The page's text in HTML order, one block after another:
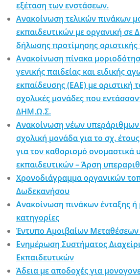
εξέταση των ενστάσεων.
Ανακοίνωση τελικών πινάκων
εκπαιδευτικών με οργανική
δήλωσης προτίμησης
Ανακοίνωση πίνακα
γενικής παιδείας και ειδικής
εκπαίδευσης (ΕΑΕ) με οριστική
σχολικές μονάδες που
ΔΗΜ.Ω.Σ.
Ανακοίνωση νέων υπεράριθμων
σχολική μονάδα για το σχ.
για τον καθορισμό ονομαστικά
εκπαιδευτικών – Άρση
Χρονοδιάγραμμα οργανικών
Δωδεκανήσου
Ανακοίνωση πινάκων ένταξης ή
κατηγορίες
Έντυπο Αμοιβαίων Μεταθέσεων
Ενημέρωση Συστήματος
Εκπαιδευτικών
Άδεια με αποδοχές για